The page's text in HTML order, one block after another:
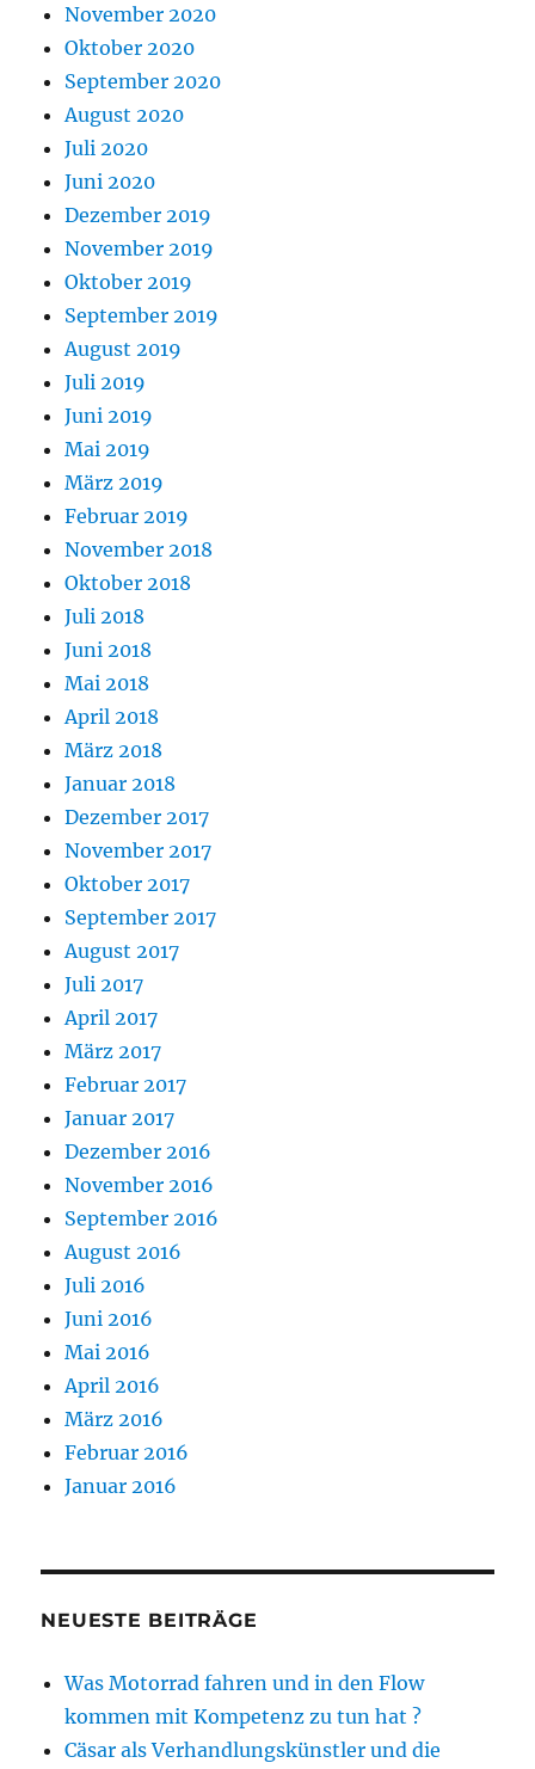
November 2020
Oktober 2020
September 2020
August 2020
Juli 2020
Juni 2020
Dezember 2019
November 2019
Oktober 2019
September 2019
August 2019
Juli 2019
Juni 2019
Mai 2019
März 2019
Februar 2019
November 2018
Oktober 2018
Juli 2018
Juni 2018
Mai 2018
April 2018
März 2018
Januar 2018
Dezember 2017
November 2017
Oktober 2017
September 2017
August 2017
Juli 2017
April 2017
März 2017
Februar 2017
Januar 2017
Dezember 2016
November 2016
September 2016
August 2016
Juli 2016
Juni 2016
Mai 2016
April 2016
März 2016
Februar 2016
Januar 2016
NEUESTE BEITRÄGE
Was Motorrad fahren und in den Flow
kommen mit Kompetenz zu tun hat ?
Cäsar als Verhandlungskünstler und die